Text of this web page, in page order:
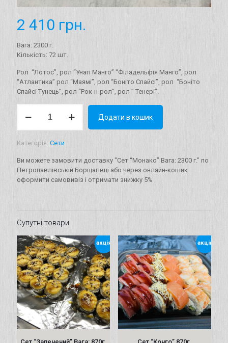
2 410 грн.
Вага: 2300 г.
Кількість: 72 шт.
Рол “Лотос”, рол “Унагі Манго” “Філадельфія Манго”, рол
“Атлантика” рол “Маямі”, рол “Боніто Спайсі”, рол “Боніто
Спайсі Тунець”, рол “Рок-н-рол”, рол ” Тенері”.
“Монако”
г.
кількість
Додати в кошик
Категорія: Сети
Ви можете замовити доставку "Сет “Монако” Вага: 2300 г." по
Петропавлівській Борщагівці або через онлайн-кошик
оформити самовивіз і отримати знижку 5%
Супутні товари
акція акція